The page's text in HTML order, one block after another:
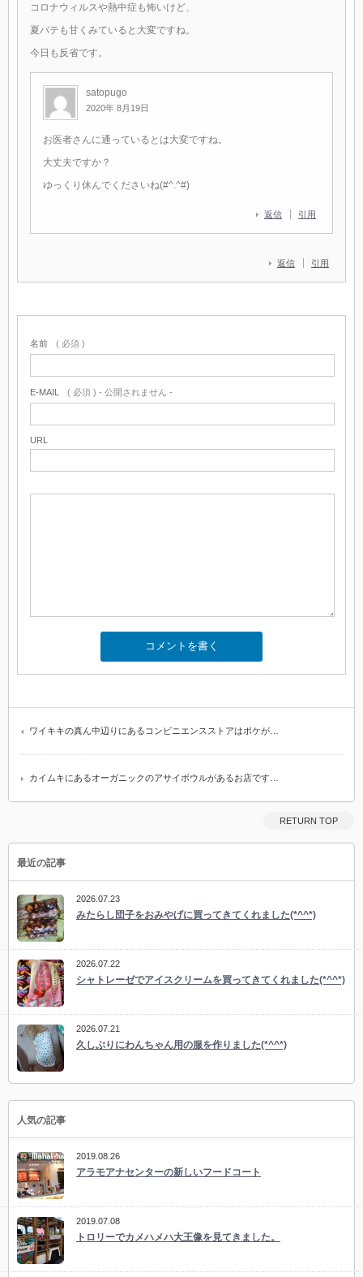
返信 引用
コロナウィルスや熱中症も怖いけど、
夏バテも甘くみていると大変ですね。
今日も反省です。
satopugo
2020年 8月19日
返信 引用
お医者さんに通っているとは大変ですね。
大丈夫ですか？
ゆっくり休んでくださいね(#^.^#)
名前 ( 必須 )
E-MAIL ( 必須 ) - 公開されません -
URL
ワイキキの真ん中辺りにあるコンビニエンスストアはポケが…
カイムキにあるオーガニックのアサイボウルがあるお店です…
RETURN TOP
最近の記事
2026.07.23
みたらし団子をおみやげに買ってきてくれました(*^^*)
2026.07.22
シャトレーゼでアイスクリームを買ってきてくれました(*^^*)
2026.07.21
久しぶりにわんちゃん用の服を作りました(*^^*)
人気の記事
2019.08.26
アラモアナセンターの新しいフードコート
2019.07.08
トロリーでカメハメハ大王像を見てきました。